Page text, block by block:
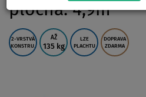
plocha: 4,9m
2-VRSTVÁ
KONSTRU.
AŽ
135 kg
LZE
PLACHTU
DOPRAVA
ZDARMA